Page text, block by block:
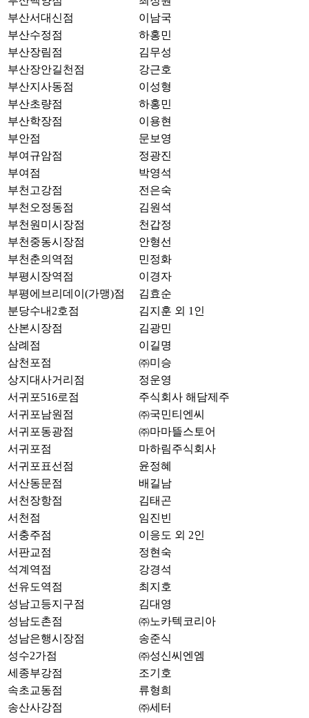
부산서대신점
이남국
부산수정점
하홍민
부산장림점
김무성
부산장안길천점
강근호
부산지사동점
이성형
부산초량점
하홍민
부산학장점
이용현
부안점
문보영
부여규암점
정광진
부여점
박영석
부천고강점
전은숙
부천오정동점
김원석
부천원미시장점
천갑정
부천중동시장점
안형선
부천춘의역점
민정화
부평시장역점
이경자
부평에브리데이(가맹)점
김효순
분당수내2호점
김지훈 외 1인
산본시장점
김광민
삼례점
이길명
삼천포점
㈜미승
상지대사거리점
정운영
서귀포516로점
주식회사 해담제주
서귀포남원점
㈜국민티엔씨
서귀포동광점
㈜마마뜰스토어
서귀포점
마하림주식회사
서귀포표선점
윤정혜
서산동문점
배길남
서천장항점
김태곤
서천점
임진빈
서충주점
이응도 외 2인
서판교점
정현숙
석계역점
강경석
선유도역점
최지호
성남고등지구점
김대영
성남도촌점
㈜노카텍코리아
성남은행시장점
송준식
성수2가점
㈜성신씨엔엠
세종부강점
조기호
속초교동점
류형희
송산사강점
㈜세터